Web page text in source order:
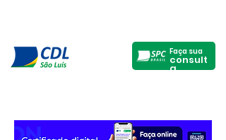
Faça sua
consult
a